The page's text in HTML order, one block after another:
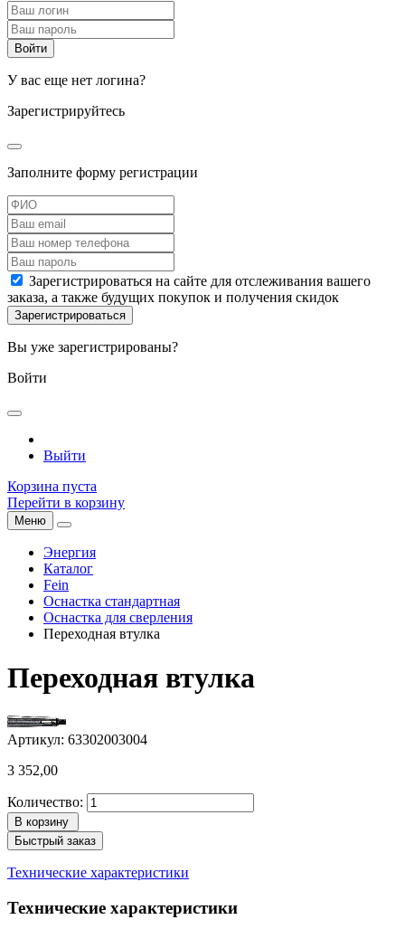
У вас еще нет логина?
Зарегистрируйтесь
Заполните форму регистрации
Зарегистрироваться на сайте для отслеживания вашего
заказа, а также будущих покупок и получения скидок
Вы уже зарегистрированы?
Войти
Выйти
Корзина пуста
Перейти в корзину
Меню
Энергия
Каталог
Fein
Оснастка стандартная
Оснастка для сверления
Переходная втулка
Переходная втулка
Артикул: 63302003004
3 352,00
Количество:
В корзину
Быстрый заказ
Технические характеристики
Технические характеристики